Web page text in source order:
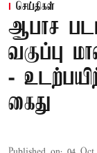
செய்திகள்
ஆபாச படம்
வகுப்பு
-
கைது